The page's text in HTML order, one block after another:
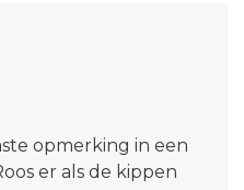
opmerking in een
er als de kippen